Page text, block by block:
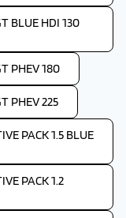
BLUE HDI 130
PHEV 180
PHEV 225
PACK 1.5 BLUE
PACK 1.2